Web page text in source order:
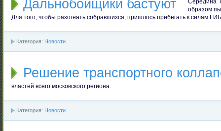
Дальнобойщики бастуют
Середина
образом
Для того, чтобы разогнать собравшихся, пришлось прибегать к силам
Категория: Новости
Решение транспортного
властей всего московского региона.
Категория: Новости